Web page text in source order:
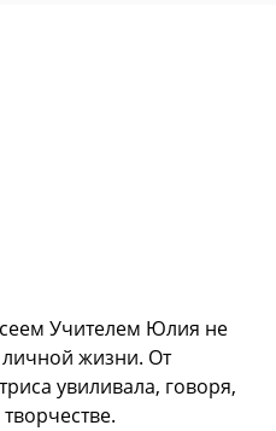
Учителем Юлия не
жизни. От
увиливала, говоря,